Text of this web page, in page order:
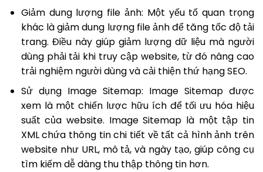
Giảm dung lượng file ảnh: Một yếu tố quan trọng
khác là giảm dung lượng file ảnh để tăng tốc độ tải
trang. Điều này giúp giảm lượng dữ liệu mà người
dùng phải tải khi truy cập website, từ đó nâng cao
trải nghiệm người dùng và cải thiện thứ hạng SEO.
Sử dụng Image Sitemap: Image Sitemap được
xem là một chiến lược hữu ích để tối ưu hóa hiệu
suất của website. Image Sitemap là một tập tin
XML chứa thông tin chi tiết về tất cả hình ảnh trên
website như URL, mô tả, và ngày tạo, giúp công cụ
tìm kiếm dễ dàng thu thập thông tin hơn.